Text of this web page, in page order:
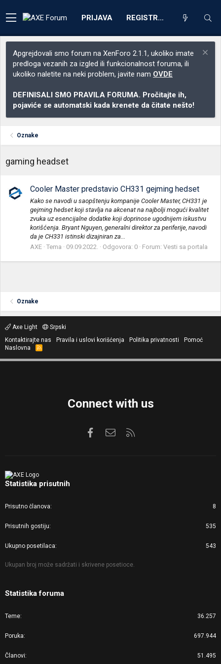
PRIJAVA REGISTRACIJA
Apgrejdovali smo forum na XenForo 2.1.1, ukoliko imate
predloga vezanih za izgled ili funkcionalnost foruma, ili
ukoliko naletite na neki problem, javite nam OVDE
DEFINISALI SMO PRAVILA FORUMA. Pročitajte ih,
pojaviće se automatski kada krenete da čitate nešto!
Oznake
gaming headset
Cooler Master predstavio CH331 gejming hedset
Kako se navodi u saopštenju kompanije Cooler Master, CH331 je
gejming hedset koji stavlja na akcenat na najbolji mogući kvalitet
zvuka uz esencijalne dodatke koji doprinose ugodnijem iskustvu
korišćenja. Bryant Nguyen, generalni direktor za periferije, navodi
da je CH331 istinski dizajniran za...
AXE Tema 09.09.2022. Odgovora: 0 Forum: Vesti sa portala
Oznake
Axe Light
Srpski
Kontaktirajte nas
Pravila i uslovi korišćenja Politika privatnosti
Pomoć
Naslovna
R
S
Connect with us
FacebookKontaktirajte nas
Statistika prisutnih
Prisutno članova 8
Prisutnih gostiju 535
Ukupno posetilaca 543
Ukupan broj može sadržati i skrivene posetioce.
Statistika foruma
Teme 36.257
Poruka 697.944
Članovi 51.495